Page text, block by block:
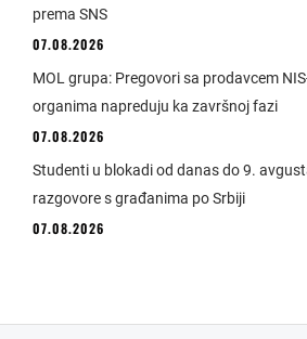
prema SNS
07.08.2026
MOL grupa: Pregovori sa prodavcem
organima napreduju ka završnoj fazi
07.08.2026
Studenti u blokadi od danas do 9.
razgovore s građanima po Srbiji
07.08.2026